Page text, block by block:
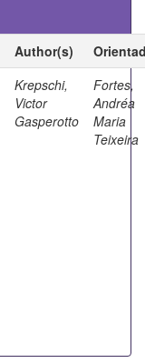
Author(s)
Krepschi,
Victor
Gasperotto
Fortes,
Andréa
Maria
Teixeira